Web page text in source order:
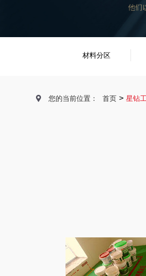
材料分区
您的当前位置： 首页 > 星钻